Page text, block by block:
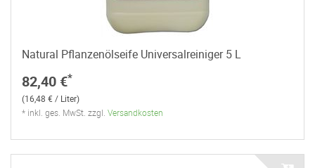
Natural Pflanzenölseife Universalreiniger 5 L
82,40 €*
(16,48 € / Liter)
* inkl. ges. MwSt. zzgl. Versandkosten